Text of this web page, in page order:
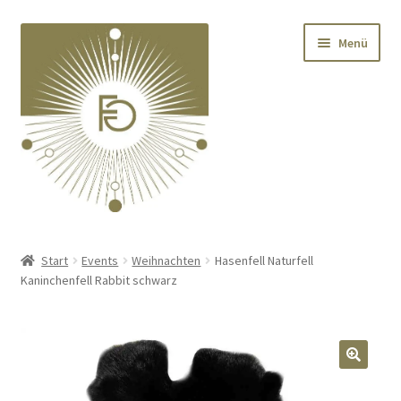
Navigation
springen
springen
Menü
Deko
öffnen
Start Events Weihnachten
Hasenfell Naturfell
Kaninchenfell Rabbit schwarz